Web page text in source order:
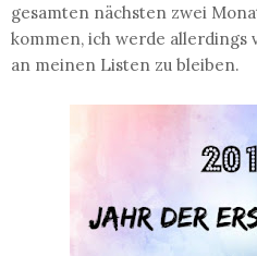
gesamten nächsten zwei
kommen, ich werde allerdings
an meinen Listen zu bleiben.